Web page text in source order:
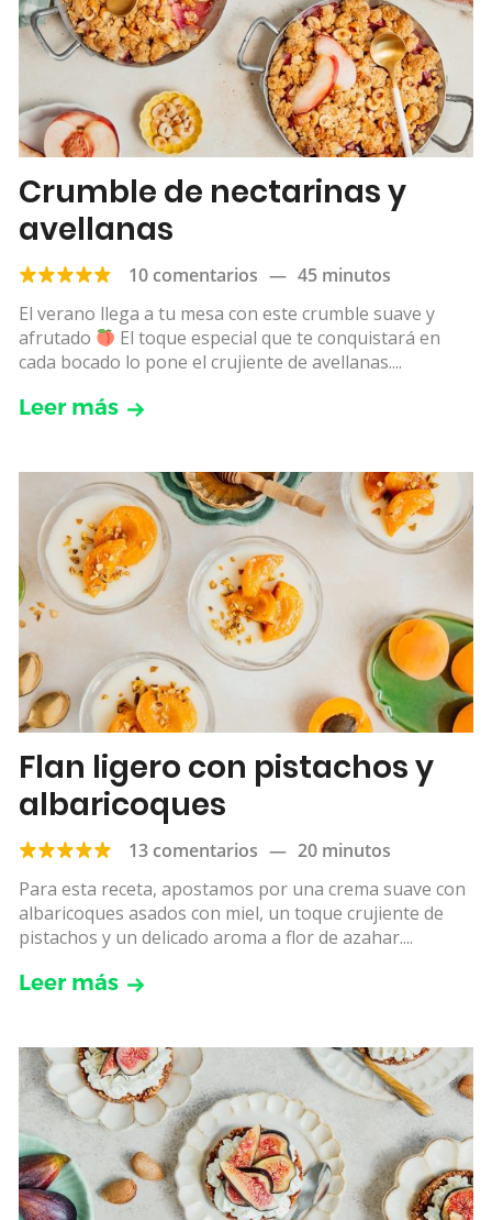
Crumble de nectarinas y
avellanas
10 comentarios — 45 minutos
El verano llega a tu mesa con este crumble suave y
afrutado
El toque especial que te conquistará en
cada bocado lo pone el crujiente de avellanas....
Leer más
Flan ligero con pistachos y
albaricoques
13 comentarios — 20 minutos
Para esta receta, apostamos por una crema suave con
albaricoques asados con miel, un toque crujiente de
pistachos y un delicado aroma a flor de azahar....
Leer más